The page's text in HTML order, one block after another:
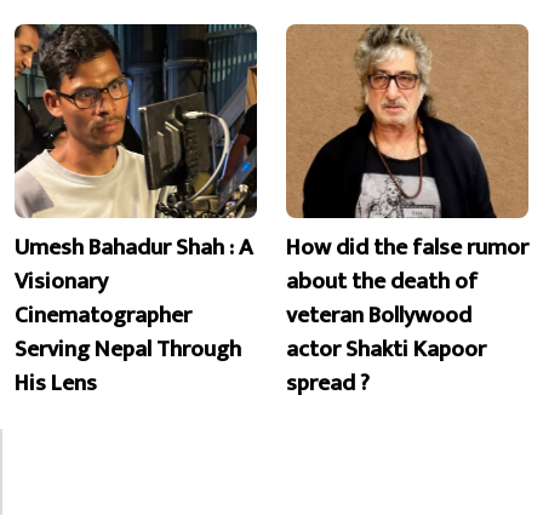
Umesh Bahadur Shah : A
Visionary
Cinematographer
Serving Nepal Through
His Lens
How did the false rumor
about the death of
veteran Bollywood
actor Shakti Kapoor
spread ?